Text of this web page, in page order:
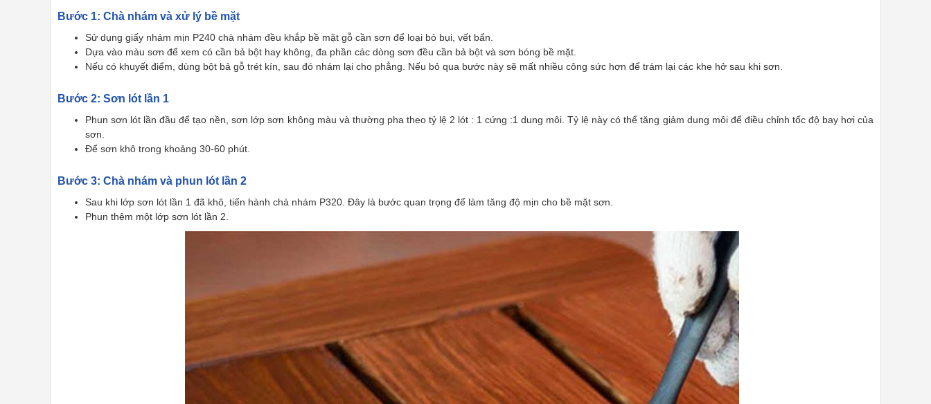
Bước 1: Chà nhám và xử lý bề mặt
Sử dụng giấy nhám mịn P240 chà nhám đều khắp bề mặt gỗ cần sơn để loại bỏ bụi, vết bẩn.
Dựa vào màu sơn để xem có cần bả bột hay không, đa phần các dòng sơn đều cần bả bột và sơn bóng bề mặt.
Nếu có khuyết điểm, dùng bột bả gỗ trét kín, sau đó nhám lại cho phẳng. Nếu bỏ qua bước này sẽ mất nhiều công sức hơn để trám lại các khe hở sau khi sơn.
Bước 2: Sơn lót lần 1
Phun sơn lót lần đầu để tạo nền, sơn lớp sơn không màu và thường pha theo tỷ lệ 2 lót : 1 cứng :1 dung môi. Tỷ lệ này có thể tăng giảm dung môi để điều chỉnh tốc độ bay hơi của
sơn.
Để sơn khô trong khoảng 30-60 phút.
Bước 3: Chà nhám và phun lót lần 2
Sau khi lớp sơn lót lần 1 đã khô, tiến hành chà nhám P320. Đây là bước quan trọng để làm tăng độ mịn cho bề mặt sơn.
Phun thêm một lớp sơn lót lần 2.